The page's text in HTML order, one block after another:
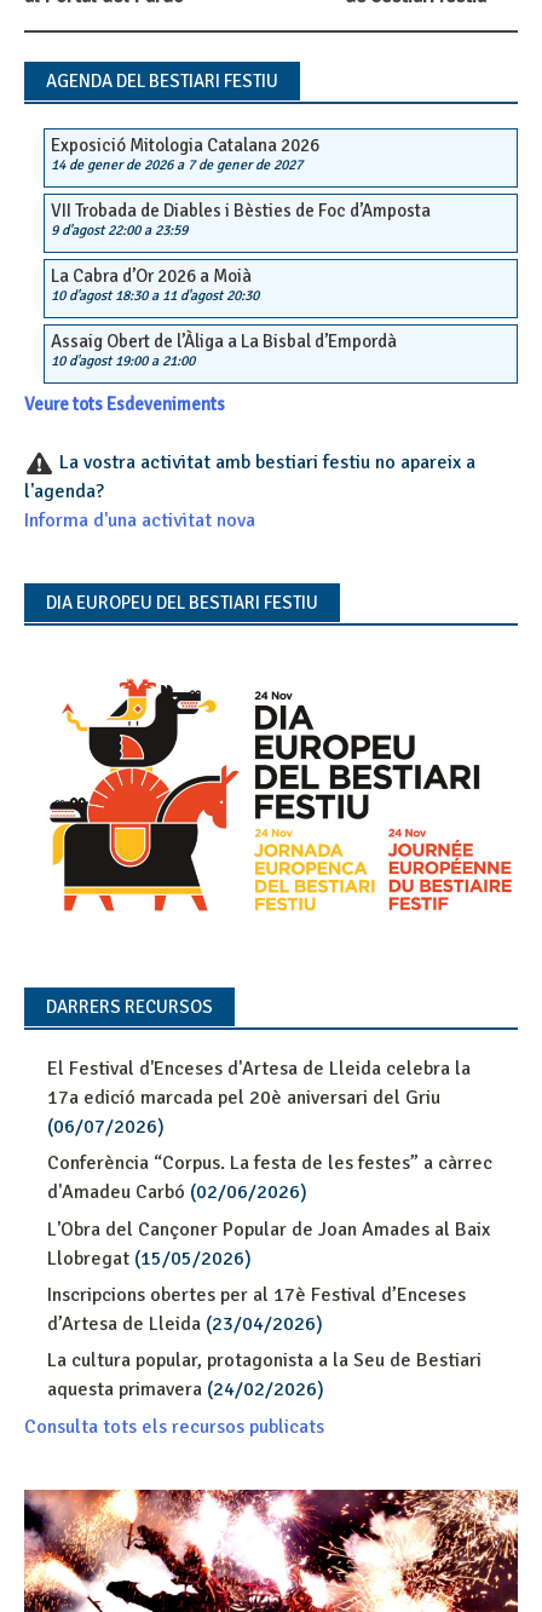
AGENDA DEL BESTIARI FESTIU
Exposició Mitologia Catalana 2026
14 de gener de 2026a 7 de gener de 2027
VII Trobada de Diables i Bèsties de Foc d’Amposta
9 d'agost 22:00a 23:59
La Cabra d’Or 2026 a Moià
10 d'agost 18:30a 11 d'agost 20:30
Assaig Obert de l’Àliga a La Bisbal d’Empordà
10 d'agost 19:00a 21:00
Veure tots Esdeveniments
La vostra activitat amb bestiari festiu no apareix a
l'agenda?
Informa d'una activitat nova
DIA EUROPEU DEL BESTIARI FESTIU
DARRERS RECURSOS
El Festival d'Enceses d'Artesa de Lleida celebra la
17a edició marcada pel 20è aniversari del Griu
(06/07/2026)
Conferència “Corpus. La festa de les festes” a càrrec
d'Amadeu Carbó (02/06/2026)
L'Obra del Cançoner Popular de Joan Amades al Baix
Llobregat (15/05/2026)
Inscripcions obertes per al 17è Festival d’Enceses
d’Artesa de Lleida (23/04/2026)
La cultura popular, protagonista a la Seu de Bestiari
aquesta primavera (24/02/2026)
Consulta tots els recursos publicats